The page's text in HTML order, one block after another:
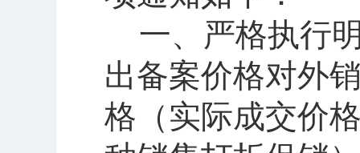
一、严格执行
出备案价格对外
格（实际成交价